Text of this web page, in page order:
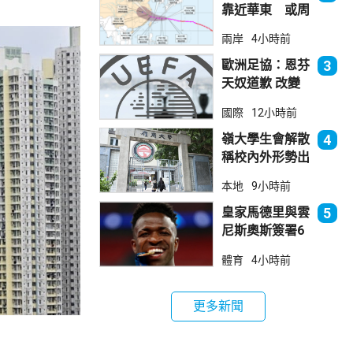
靠近華東 或周
兩岸 4小時前
歐洲足協：恩芬
天奴道歉 改變
立場
3
國際 12小時前
嶺大學生會解散
稱校內外形勢出
4
本地 9小時前
皇家馬德里與雲
尼斯奧斯簽署6
5
體育 4小時前
更多新聞